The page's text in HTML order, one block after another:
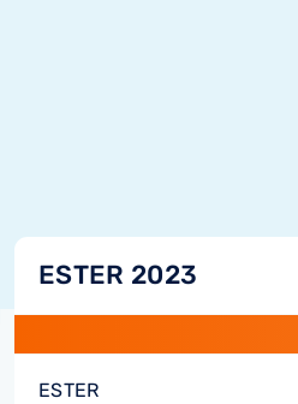
ESTER 2023
ESTER